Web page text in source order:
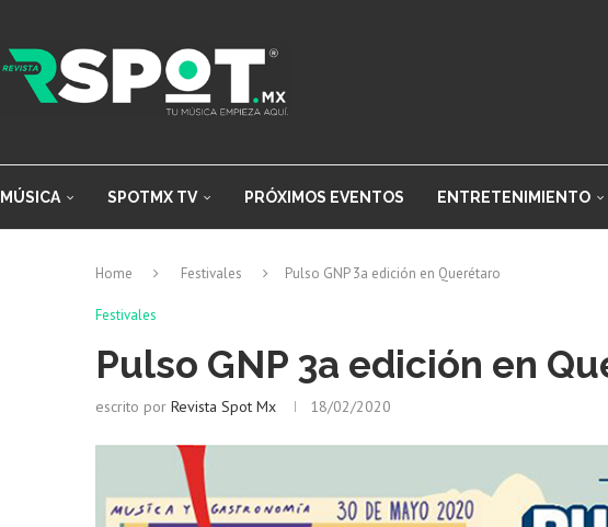
MÚSICA SPOTMX TV PRÓXIMOS EVENTOS ENTRETENIMIENTO
Home Festivales Pulso GNP 3a edición en Querétaro
Festivales
Pulso GNP 3a edición en
escrito por Revista Spot Mx 18/02/2020